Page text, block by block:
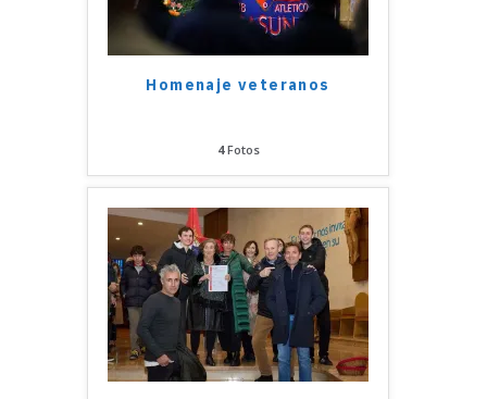
Homenaje veteranos
4Fotos